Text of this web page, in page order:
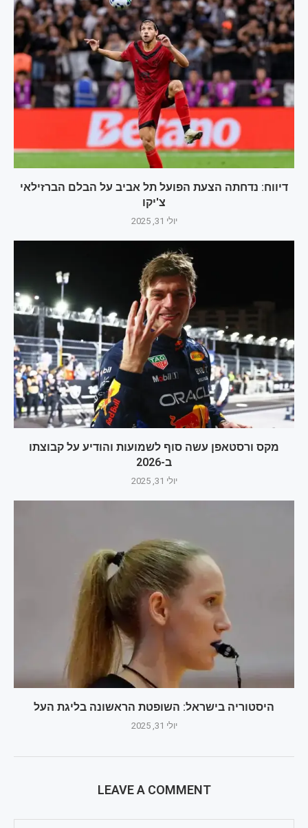
דיווח: נדחתה הצעת הפועל תל אביב על הבלם הברזילאי
צ'יקו
יולי 31, 2025
מקס ורסטאפן עשה סוף לשמועות והודיע על קבוצתו
ב-2026
יולי 31, 2025
היסטוריה בישראל: השופטת הראשונה בליגת העל
יולי 31, 2025
LEAVE A COMMENT